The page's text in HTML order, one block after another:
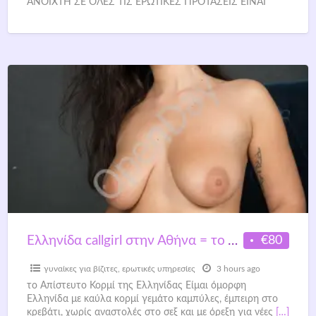
ΑΝΟΙΧΤΗ ΣΕ ΟΛΕΣ ΤΙΣ ΕΡΩΤΙΚΕΣ ΠΡΟΤΑΣΕΙΣ ΕΙΝΑΙ
€80
Ελληνίδα callgirl στην Αθήνα = το Απίστευτο Κορμί της Ελληνίδας
γυναίκες για βίζιτες ερωτικές υπηρεσίες 3 hours ago
το Απίστευτο Κορμί της Ελληνίδας Είμαι όμορφη
Ελληνίδα με καύλα κορμί γεμάτο καμπύλες, έμπειρη στο
κρεβάτι, χωρίς αναστολές στο σεξ και με όρεξη για νέες
[…]